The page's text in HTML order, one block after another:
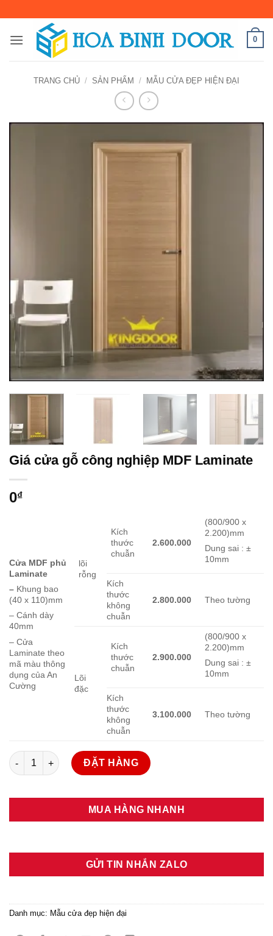
nội
0
TRANG CHỦ / SẢN PHẨM / MẪU CỬA ĐẸP HIỆN ĐẠI
Giá cửa gỗ công nghiệp MDF Laminate
0₫
Cửa MDF phủ
Laminate
– Khung bao
(40 x 110)mm
– Cánh dày
40mm
– Cửa
Laminate theo
mã màu thông
dụng của An
Cường
lõi
rỗng
Kích
thước
chuẫn
2.600.000
(800/900 x
2.200)mm
Dung sai : ±
10mm
Kích
thước
không
chuẫn
2.800.000 Theo tường
Lõi
đặc
Kích
thước
chuẫn
2.900.000
(800/900 x
2.200)mm
Dung sai : ±
10mm
Kích
thước
không
chuẫn
3.100.000 Theo tường
Giá cửa gỗ công nghiệp MDF Laminate số lượng
ĐẶT HÀNG
MUA HÀNG NHANH
GỬI TIN NHẮN ZALO
Danh mục: Mẫu cửa đẹp hiện đại